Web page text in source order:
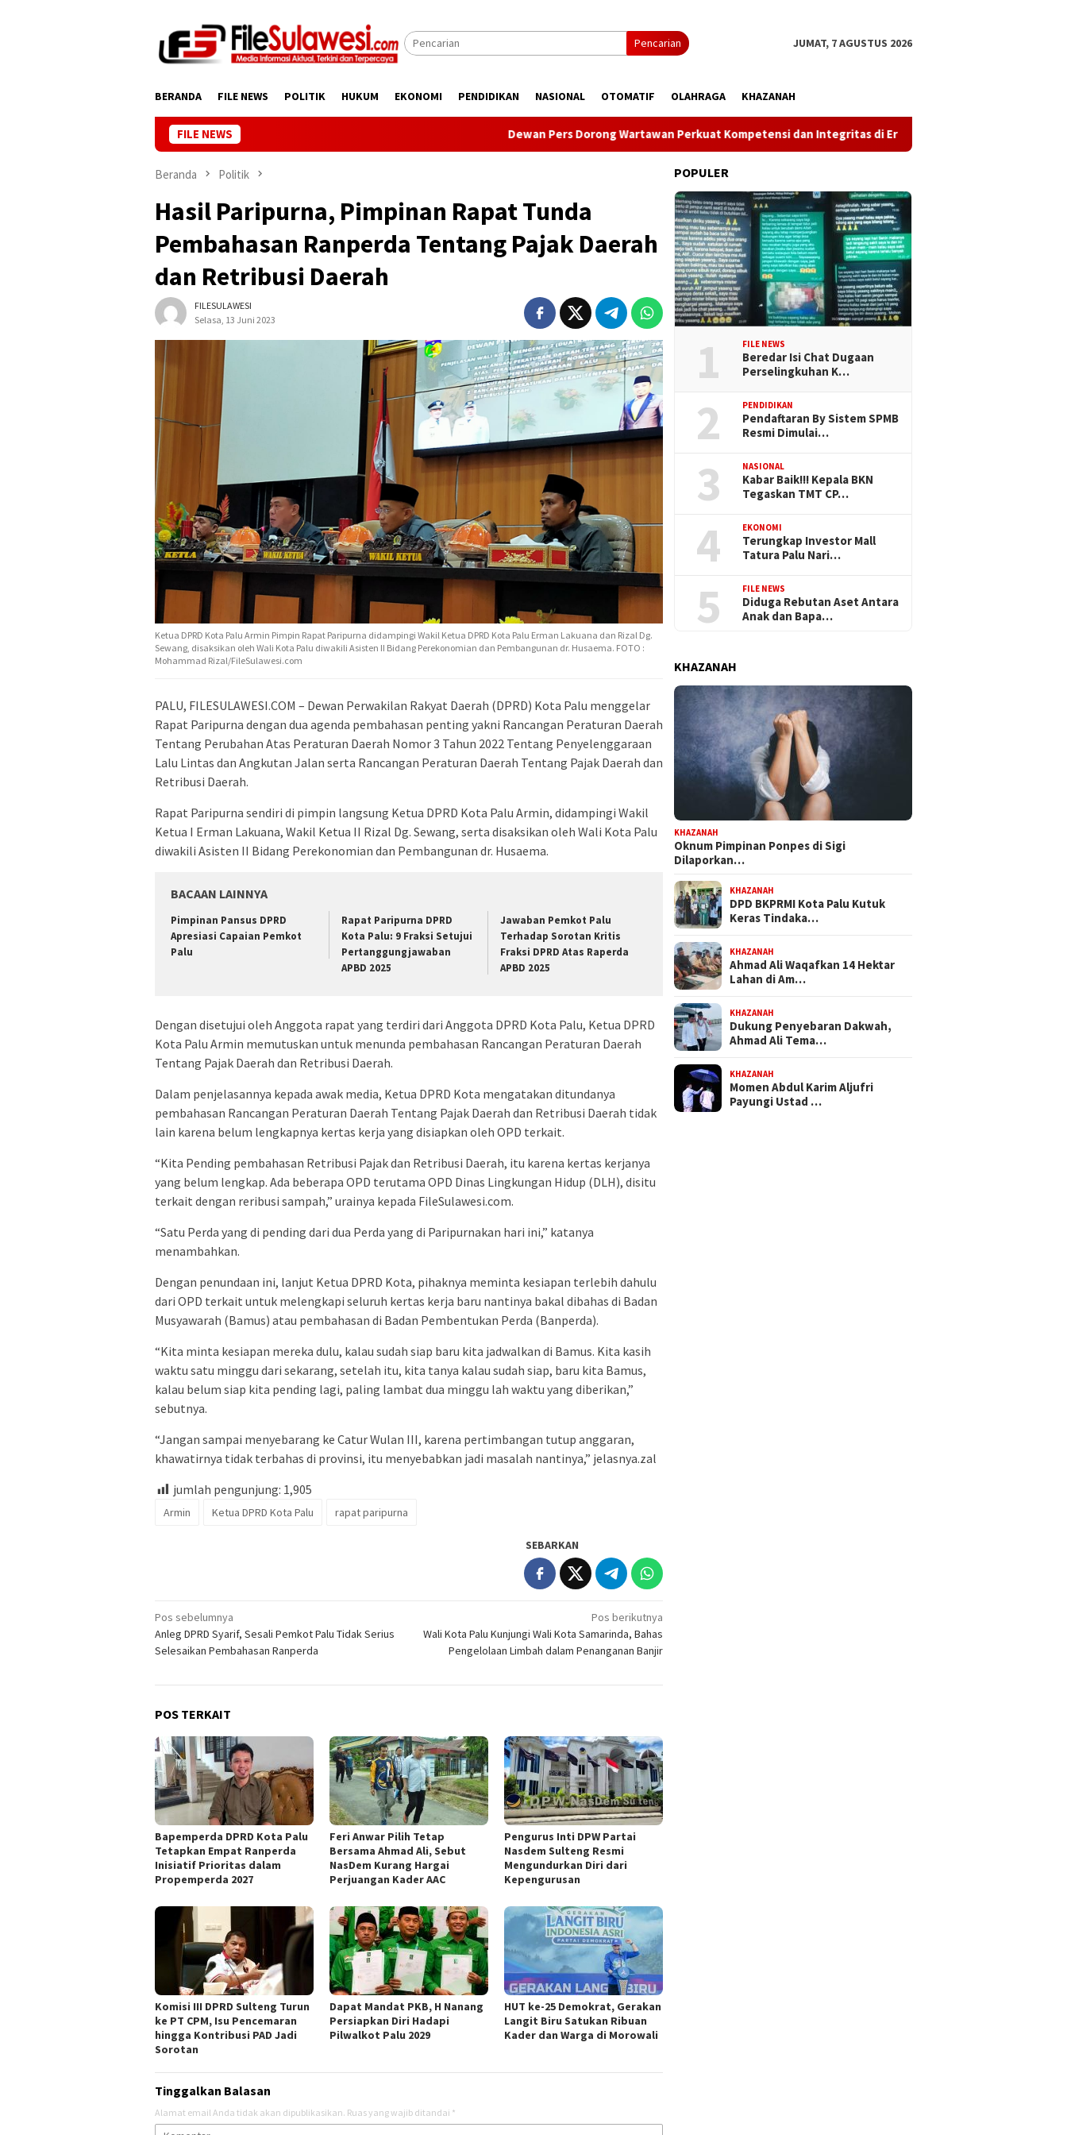
Pencarian JUMAT, 7 AGUSTUS 2026
BERANDA FILE NEWS POLITIK HUKUM EKONOMI PENDIDIKAN NASIONAL OTOMATIF OLAHRAGA KHAZANAH
FILE NEWS Dewan Pers Dorong Wartawan Perkuat Kompetensi dan Integritas di Era Digital
Beranda Politik
Hasil Paripurna, Pimpinan Rapat Tunda
Pembahasan Ranperda Tentang Pajak Daerah
dan Retribusi Daerah
FILESULAWESI
Selasa, 13 Juni 2023
Ketua DPRD Kota Palu Armin Pimpin Rapat Paripurna didampingi Wakil Ketua DPRD Kota Palu Erman Lakuana dan Rizal Dg.
Sewang, disaksikan oleh Wali Kota Palu diwakili Asisten II Bidang Perekonomian dan Pembangunan dr. Husaema. FOTO :
Mohammad Rizal/FileSulawesi.com
PALU, FILESULAWESI.COM – Dewan Perwakilan Rakyat Daerah (DPRD) Kota Palu menggelar
Rapat Paripurna dengan dua agenda pembahasan penting yakni Rancangan Peraturan Daerah
Tentang Perubahan Atas Peraturan Daerah Nomor 3 Tahun 2022 Tentang Penyelenggaraan
Lalu Lintas dan Angkutan Jalan serta Rancangan Peraturan Daerah Tentang Pajak Daerah dan
Retribusi Daerah.
Rapat Paripurna sendiri di pimpin langsung Ketua DPRD Kota Palu Armin, didampingi Wakil
Ketua I Erman Lakuana, Wakil Ketua II Rizal Dg. Sewang, serta disaksikan oleh Wali Kota Palu
diwakili Asisten II Bidang Perekonomian dan Pembangunan dr. Husaema.
BACAAN LAINNYA
Pimpinan Pansus DPRD
Apresiasi Capaian Pemkot
Palu
Rapat Paripurna DPRD
Kota Palu: 9 Fraksi Setujui
Pertanggungjawaban
APBD 2025
Jawaban Pemkot Palu
Terhadap Sorotan Kritis
Fraksi DPRD Atas Raperda
APBD 2025
Dengan disetujui oleh Anggota rapat yang terdiri dari Anggota DPRD Kota Palu, Ketua DPRD
Kota Palu Armin memutuskan untuk menunda pembahasan Rancangan Peraturan Daerah
Tentang Pajak Daerah dan Retribusi Daerah.
Dalam penjelasannya kepada awak media, Ketua DPRD Kota mengatakan ditundanya
pembahasan Rancangan Peraturan Daerah Tentang Pajak Daerah dan Retribusi Daerah tidak
lain karena belum lengkapnya kertas kerja yang disiapkan oleh OPD terkait.
“Kita Pending pembahasan Retribusi Pajak dan Retribusi Daerah, itu karena kertas kerjanya
yang belum lengkap. Ada beberapa OPD terutama OPD Dinas Lingkungan Hidup (DLH), disitu
terkait dengan reribusi sampah,” urainya kepada FileSulawesi.com.
“Satu Perda yang di pending dari dua Perda yang di Paripurnakan hari ini,” katanya
menambahkan.
Dengan penundaan ini, lanjut Ketua DPRD Kota, pihaknya meminta kesiapan terlebih dahulu
dari OPD terkait untuk melengkapi seluruh kertas kerja baru nantinya bakal dibahas di Badan
Musyawarah (Bamus) atau pembahasan di Badan Pembentukan Perda (Banperda).
“Kita minta kesiapan mereka dulu, kalau sudah siap baru kita jadwalkan di Bamus. Kita kasih
waktu satu minggu dari sekarang, setelah itu, kita tanya kalau sudah siap, baru kita Bamus,
kalau belum siap kita pending lagi, paling lambat dua minggu lah waktu yang diberikan,”
sebutnya.
“Jangan sampai menyebarang ke Catur Wulan III, karena pertimbangan tutup anggaran,
khawatirnya tidak terbahas di provinsi, itu menyebabkan jadi masalah nantinya,” jelasnya.zal
jumlah pengunjung: 1,905
Armin Ketua DPRD Kota Palu rapat paripurna
SEBARKAN
Navigasi
pos
Pos sebelumnya
Anleg DPRD Syarif, Sesali Pemkot Palu Tidak Serius
Selesaikan Pembahasan Ranperda
Pos berikutnya
Wali Kota Palu Kunjungi Wali Kota Samarinda, Bahas
Pengelolaan Limbah dalam Penanganan Banjir
POS TERKAIT
Bapemperda DPRD Kota Palu
Tetapkan Empat Ranperda
Inisiatif Prioritas dalam
Propemperda 2027
Feri Anwar Pilih Tetap
Bersama Ahmad Ali, Sebut
NasDem Kurang Hargai
Perjuangan Kader AAC
Pengurus Inti DPW Partai
Nasdem Sulteng Resmi
Mengundurkan Diri dari
Kepengurusan
Komisi III DPRD Sulteng Turun
ke PT CPM, Isu Pencemaran
hingga Kontribusi PAD Jadi
Sorotan
Dapat Mandat PKB, H Nanang
Persiapkan Diri Hadapi
Pilwalkot Palu 2029
HUT ke-25 Demokrat, Gerakan
Langit Biru Satukan Ribuan
Kader dan Warga di Morowali
Tinggalkan Balasan
Alamat email Anda tidak akan dipublikasikan. Ruas yang wajib ditandai *
POPULER
1 FILE NEWS
Beredar Isi Chat Dugaan
Perselingkuhan K…
2 PENDIDIKAN
Pendaftaran By Sistem SPMB
Resmi Dimulai…
3 NASIONAL
Kabar Baik!!! Kepala BKN
Tegaskan TMT CP…
4 EKONOMI
Terungkap Investor Mall
Tatura Palu Nari…
5 FILE NEWS
Diduga Rebutan Aset Antara
Anak dan Bapa…
KHAZANAH
KHAZANAH
Oknum Pimpinan Ponpes di Sigi
Dilaporkan…
KHAZANAH
DPD BKPRMI Kota Palu Kutuk
Keras Tindaka…
KHAZANAH
Ahmad Ali Waqafkan 14 Hektar
Lahan di Am…
KHAZANAH
Dukung Penyebaran Dakwah,
Ahmad Ali Tema…
KHAZANAH
Momen Abdul Karim Aljufri
Payungi Ustad …